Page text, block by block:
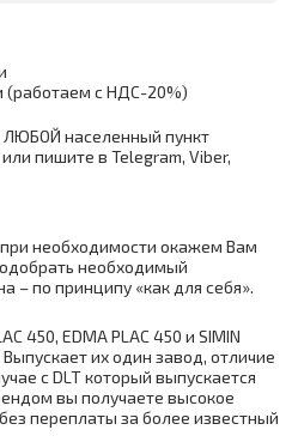
с НДС-20%)
населенный пункт
пишите в Telegram, Viber,
необходимости окажем Вам
необходимый
– по принципу «как для себя».
450, EDMA PLAC 450 и SIMIN
их один завод, отличие
с DLT который выпускается
вы получаете высокое
переплаты за более известный